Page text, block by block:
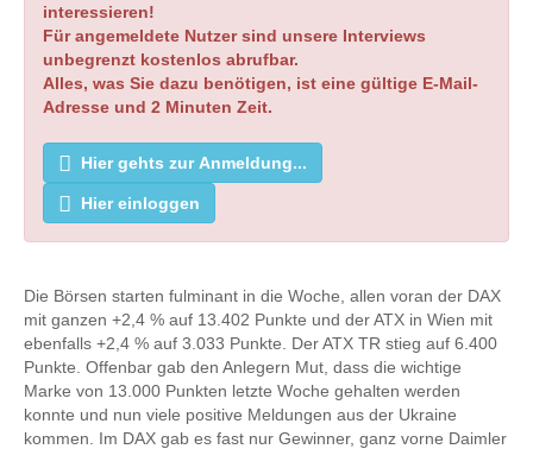
interessieren!
Für angemeldete Nutzer sind unsere Interviews
unbegrenzt kostenlos abrufbar.
Alles, was Sie dazu benötigen, ist eine gültige E-Mail-
Adresse und 2 Minuten Zeit.
Hier gehts zur Anmeldung...
Hier einloggen
Die Börsen starten fulminant in die Woche, allen voran der DAX
mit ganzen +2,4 % auf 13.402 Punkte und der ATX in Wien mit
ebenfalls +2,4 % auf 3.033 Punkte. Der ATX TR stieg auf 6.400
Punkte. Offenbar gab den Anlegern Mut, dass die wichtige
Marke von 13.000 Punkten letzte Woche gehalten werden
konnte und nun viele positive Meldungen aus der Ukraine
kommen. Im DAX gab es fast nur Gewinner, ganz vorne Daimler